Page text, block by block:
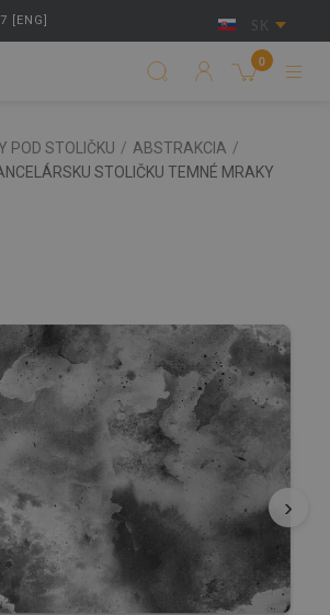
[ENG] SK
0
POD STOLIČKU / ABSTRAKCIA /
STOLIČKU TEMNÉ MRAKY
›